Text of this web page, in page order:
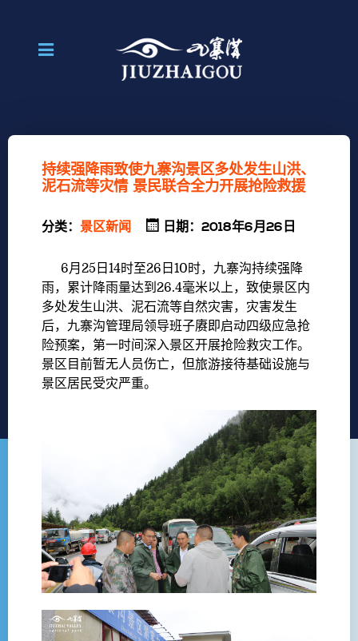
持续强降雨致使九寨沟景区多处发生山洪、
泥石流等灾情 景民联合全力开展抢险救援
分类： 景区新闻 日期：2018年6月26日
6月25日14时至26日10时，九寨沟持续强降
雨，累计降雨量达到26.4毫米以上，致使景区内
多处发生山洪、泥石流等自然灾害，灾害发生
后，九寨沟管理局领导班子赓即启动四级应急抢
险预案，第一时间深入景区开展抢险救灾工作。
景区目前暂无人员伤亡，但旅游接待基础设施与
景区居民受灾严重。